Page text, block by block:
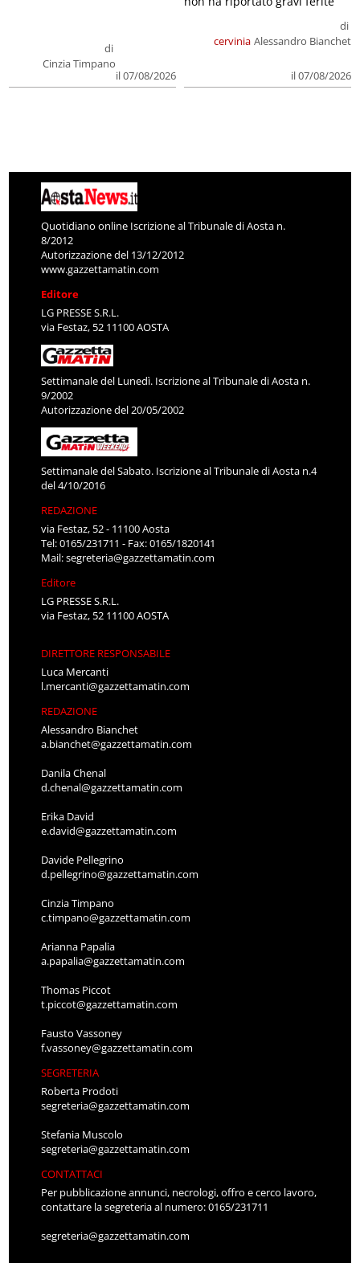
di
Cinzia Timpano
il 07/08/2026
cervinia
di
Alessandro Bianchet
il 07/08/2026
Quotidiano online Iscrizione al Tribunale di Aosta n.
8/2012
Autorizzazione del 13/12/2012
www.gazzettamatin.com
Editore
LG PRESSE S.R.L.
via Festaz, 52 11100 AOSTA
Settimanale del Lunedì. Iscrizione al Tribunale di Aosta n.
9/2002
Autorizzazione del 20/05/2002
Settimanale del Sabato. Iscrizione al Tribunale di Aosta n.4
del 4/10/2016
REDAZIONE
via Festaz, 52 - 11100 Aosta
Tel: 0165/231711 - Fax: 0165/1820141
Mail:segreteria@gazzettamatin.com
Editore
LG PRESSE S.R.L.
via Festaz, 52 11100 AOSTA
DIRETTORE RESPONSABILE
Luca Mercanti
l.mercanti@gazzettamatin.com
REDAZIONE
Alessandro Bianchet
a.bianchet@gazzettamatin.com
Danila Chenal
d.chenal@gazzettamatin.com
Erika David
e.david@gazzettamatin.com
Davide Pellegrino
d.pellegrino@gazzettamatin.com
Cinzia Timpano
c.timpano@gazzettamatin.com
Arianna Papalia
a.papalia@gazzettamatin.com
Thomas Piccot
t.piccot@gazzettamatin.com
Fausto Vassoney
f.vassoney@gazzettamatin.com
SEGRETERIA
Roberta Prodoti
segreteria@gazzettamatin.com
Stefania Muscolo
segreteria@gazzettamatin.com
CONTATTACI
Per pubblicazione annunci, necrologi, offro e cerco lavoro,
contattare la segreteria al numero: 0165/231711
segreteria@gazzettamatin.com